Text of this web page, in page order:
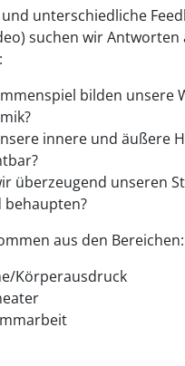
unterschiedliche
suchen wir Antworten
bilden unsere
innere und äußere
überzeugend unseren
aus den Bereichen:
Körperausdruck